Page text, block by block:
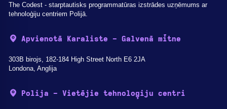
The Codest - starptautisks programmatūras izstrādes uzņēmums ar
tehnoloģiju centriem Polijā.
Apvienotā Karaliste - Galvenā mītne
303B birojs, 182-184 High Street North E6 2JA
Londona, Anglija
Polija - Vietējie tehnoloģiju centri